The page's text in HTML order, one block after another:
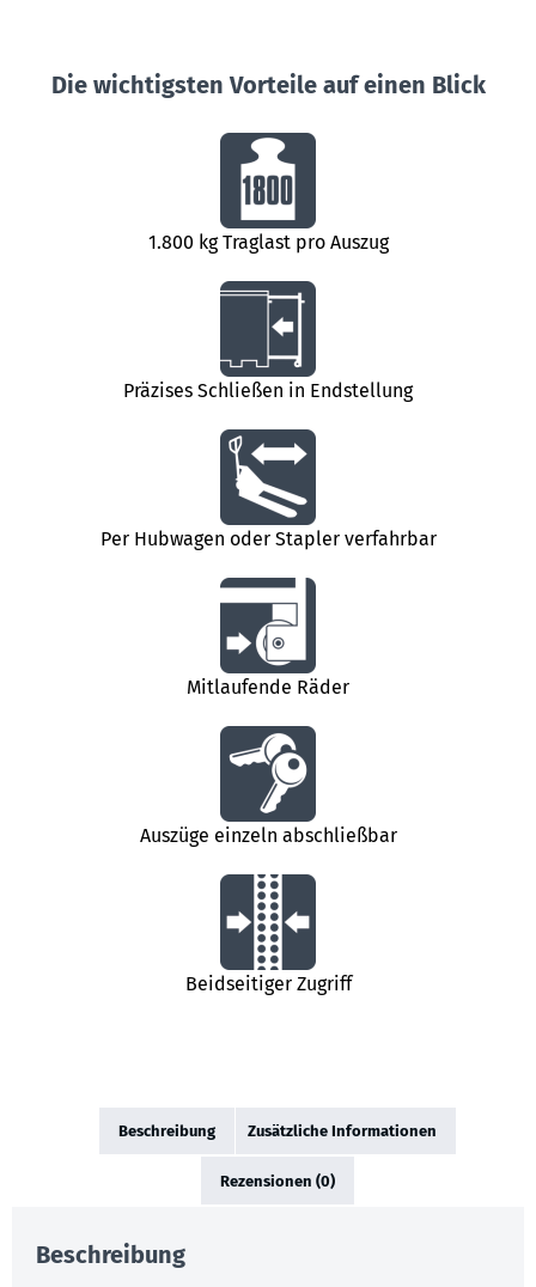
Die wichtigsten Vorteile auf einen Blick
1.800 kg Traglast pro Auszug
Präzises Schließen in Endstellung
Per Hubwagen oder Stapler verfahrbar
Mitlaufende Räder
Auszüge einzeln abschließbar
Beidseitiger Zugriff
Beschreibung Zusätzliche Informationen
Rezensionen (0)
Beschreibung